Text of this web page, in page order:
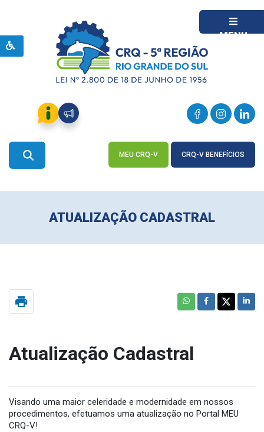
MENU
MEU CRQ-V CRQ-V BENEFÍCIOS
ATUALIZAÇÃO CADASTRAL
print
Atualização Cadastral
Visando uma maior celeridade e modernidade em nossos
procedimentos, efetuamos uma atualização no Portal MEU
CRQ-V!